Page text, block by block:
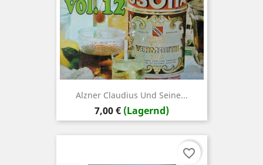
Alzner Claudius Und Seine...
Preis
7,00 € (Lagernd)
favorite_border